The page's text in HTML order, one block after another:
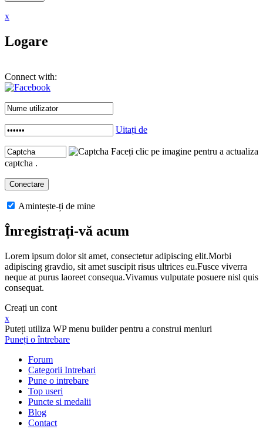
x
Logare
Connect with:
Uitați de
Faceți clic pe imagine pentru a actualiza
captcha .
Amintește-ți de mine
Înregistrați-vă acum
Lorem ipsum dolor sit amet, consectetur adipiscing elit.Morbi
adipiscing gravdio, sit amet suscipit risus ultrices eu.Fusce viverra
neque at purus laoreet consequa.Vivamus vulputate posuere nisl quis
consequat.
Creați un cont
x
Puteți utiliza WP menu builder pentru a construi meniuri
Puneți o întrebare
Forum
Categorii Intrebari
Pune o intrebare
Top useri
Puncte si medalii
Blog
Contact